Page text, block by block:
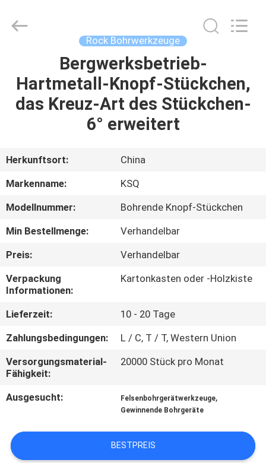
PRODUKTE
UNS
AUSFLUG
QUALITÄTSKONTROLLE
TRETEN
SIE
MIT
UNS
IN
VERBINDUNG
FORDERN
SIE EIN
Rock Bohrwerkzeuge
Bergwerksbetrieb-
Hartmetall-Knopf-Stückchen,
das Kreuz-Art des Stückchen-
6° erweitert
Herkunftsort:
China
Markenname:
KSQ
Modellnummer:
Bohrende Knopf-Stückchen
Min Bestellmenge:
Verhandelbar
Preis:
Verhandelbar
Verpackung
Informationen:
Kartonkasten oder -Holzkiste
Lieferzeit:
10 - 20 Tage
Zahlungsbedingungen:
L / C, T / T, Western Union
Versorgungsmaterial-
Fähigkeit:
20000 Stück pro Monat
Ausgesucht: Felsenbohrgerätwerkzeuge,
Gewinnende Bohrgeräte
BESTPREIS